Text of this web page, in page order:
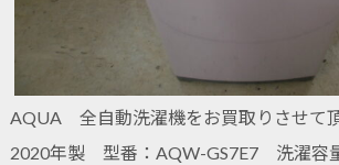
AQUA 全自動洗濯機をお買取りさせて頂
2020年製 型番：AQW-GS7E7 洗濯容